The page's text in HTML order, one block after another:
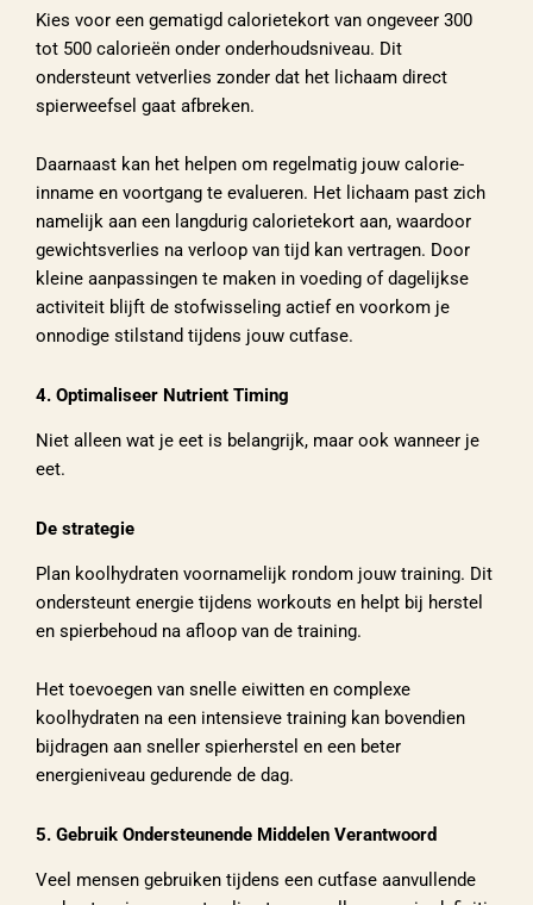
Kies voor een gematigd calorietekort van ongeveer 300
tot 500 calorieën onder onderhoudsniveau. Dit
ondersteunt vetverlies zonder dat het lichaam direct
spierweefsel gaat afbreken.
Daarnaast kan het helpen om regelmatig jouw calorie-
inname en voortgang te evalueren. Het lichaam past zich
namelijk aan een langdurig calorietekort aan, waardoor
gewichtsverlies na verloop van tijd kan vertragen. Door
kleine aanpassingen te maken in voeding of dagelijkse
activiteit blijft de stofwisseling actief en voorkom je
onnodige stilstand tijdens jouw cutfase.
4. Optimaliseer Nutrient Timing
Niet alleen wat je eet is belangrijk, maar ook wanneer je
eet.
De strategie
Plan koolhydraten voornamelijk rondom jouw training. Dit
ondersteunt energie tijdens workouts en helpt bij herstel
en spierbehoud na afloop van de training.
Het toevoegen van snelle eiwitten en complexe
koolhydraten na een intensieve training kan bovendien
bijdragen aan sneller spierherstel en een beter
energieniveau gedurende de dag.
5. Gebruik Ondersteunende Middelen Verantwoord
Veel mensen gebruiken tijdens een cutfase aanvullende